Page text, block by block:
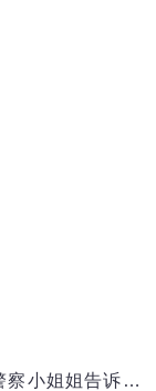
可爱卡通警察小姐姐告诉你禁毒小知识